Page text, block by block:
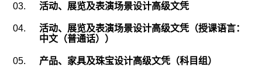
03. 活动、展览及表演场景设计高级文凭
04.
活动、展览及表演场景设计高级文凭（授课语言：
中文（普通话））
05. 产品、家具及珠宝设计高级文凭（科目组）